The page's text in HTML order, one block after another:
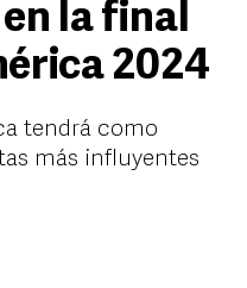
la final
2024
tendrá como
más influyentes